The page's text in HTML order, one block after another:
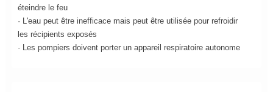
éteindre le feu
· L'eau peut être inefficace mais peut être utilisée pour refroidir
les récipients exposés
· Les pompiers doivent porter un appareil respiratoire autonome